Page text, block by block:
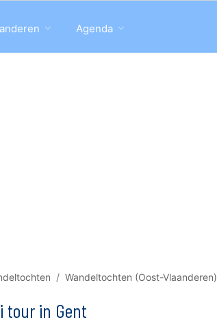
Agenda
Wandeltochten (Oost-Vlaanderen)
tour in Gent